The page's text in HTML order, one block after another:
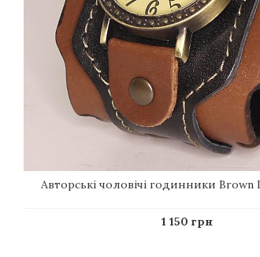
Авторські чоловічі годинники
1 150 грн